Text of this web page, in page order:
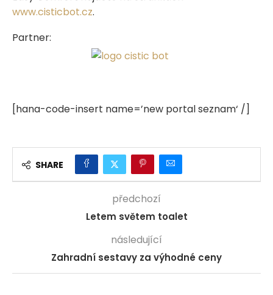
www.cisticbot.cz.
Partner:
[hana-code-insert name=’new portal seznam‘ /]
SHARE
předchozí
Letem světem toalet
následující
Zahradní sestavy za výhodné ceny